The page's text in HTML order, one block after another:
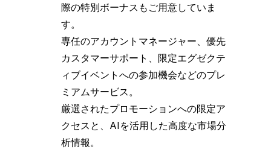
際の特別ボーナスもご用意していま
す。
専任のアカウントマネージャー、優先
カスタマーサポート、限定エグゼクテ
ィブイベントへの参加機会などのプレ
ミアムサービス。
厳選されたプロモーションへの限定ア
クセスと、AIを活用した高度な市場分
析情報。